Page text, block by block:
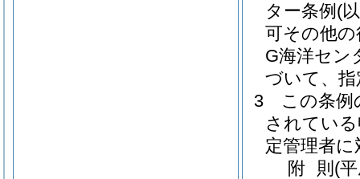
ター条例 (
可その他
G海洋セン
づいて、
3
この条例
されてい
定管理者
附 則 (